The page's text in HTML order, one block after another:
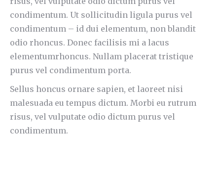
condimentum. Ut sollicitudin ligula purus vel
condimentum – id dui elementum, non blandit
odio rhoncus. Donec facilisis mi a lacus
elementumrhoncus. Nullam placerat tristique
purus vel condimentum porta.
Sellus honcus ornare sapien, et laoreet nisi
malesuada eu tempus dictum. Morbi eu rutrum
risus, vel vulputate odio dictum purus vel
condimentum.